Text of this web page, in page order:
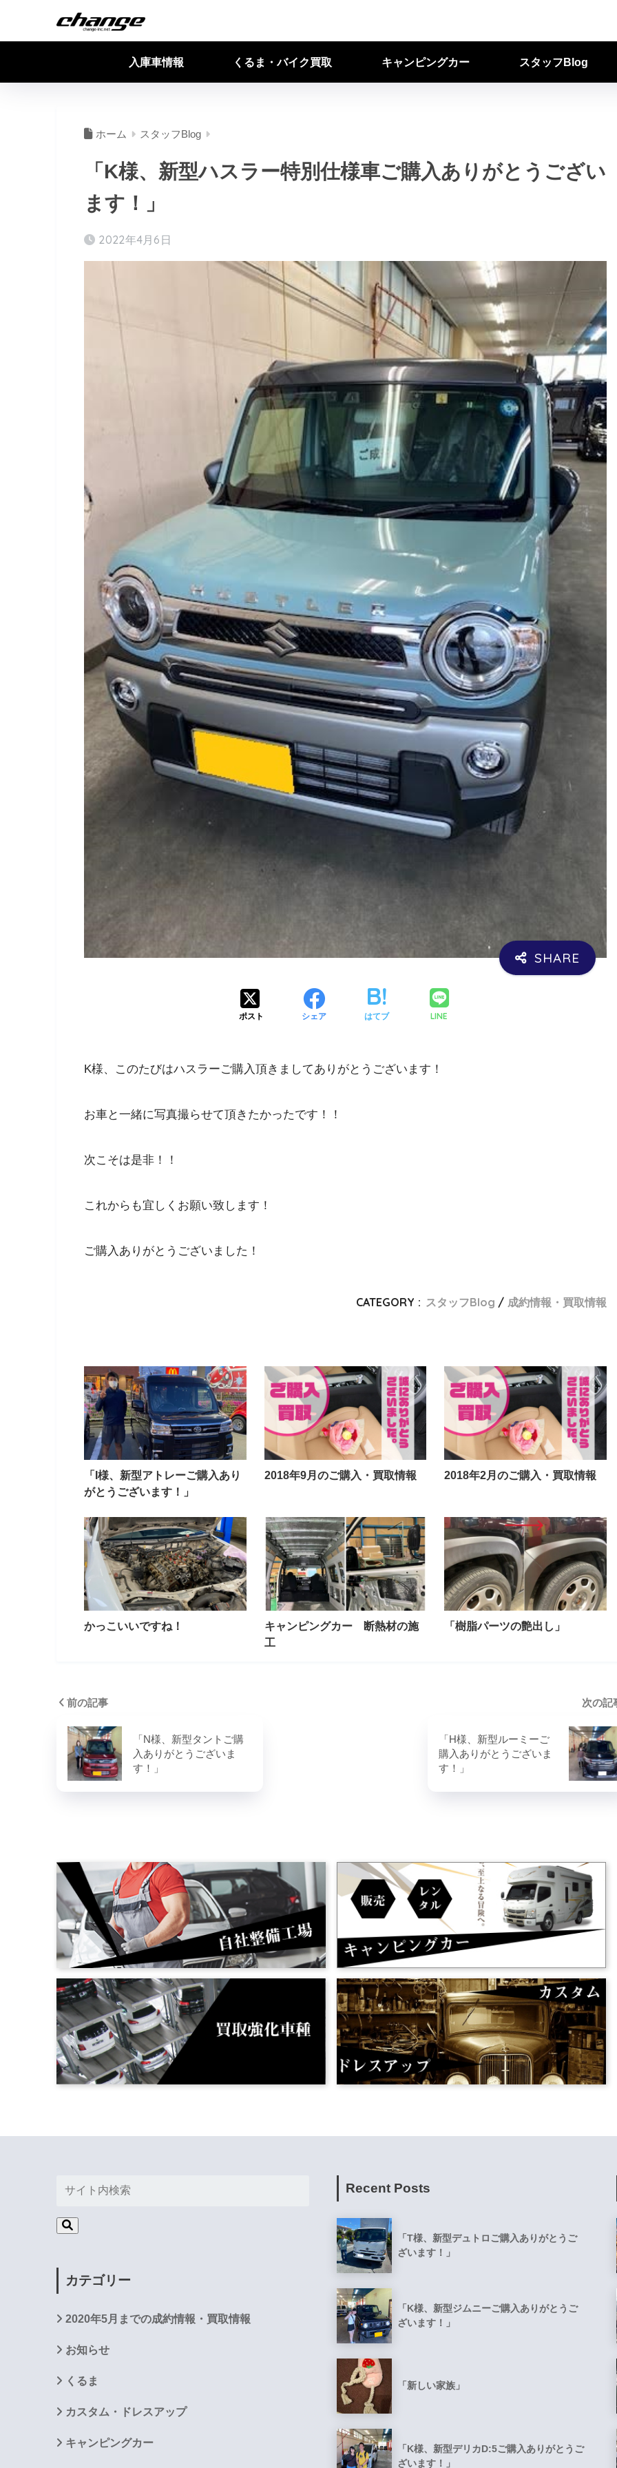
入庫車情報 くるま・バイク買取 キャンピングカー スタッフBlog
ホーム スタッフBlog
「K様、新型ハスラー特別仕様車ご購入ありがとうござい
ます！」
2022年4月6日
ポスト シェア はてブ LINE
K様、このたびはハスラーご購入頂きましてありがとうございます！
お車と一緒に写真撮らせて頂きたかったです！！
次こそは是非！！
これからも宜しくお願い致します！
ご購入ありがとうございました！
CATEGORY : スタッフBlog 成約情報・買取情報
「I様、新型アトレーご購入あり
がとうございます！」
2018年9月のご購入・買取情報 2018年2月のご購入・買取情報
かっこいいですね！
キャンピングカー 断熱材の施
工
「樹脂パーツの艶出し」
前の記事
「N様、新型タントご購
入ありがとうございま
す！」
次の
「H様、新型ルーミーご
購入ありがとうございま
す！」
カテゴリー
2020年5月までの成約情報・買取情報
お知らせ
くるま
カスタム・ドレスアップ
キャンピングカー
Recent Posts
「T様、新型デュトロご購入ありがとうご
ざいます！」
「K様、新型ジムニーご購入ありがとうご
ざいます！」
「新しい家族」
「K様、新型デリカD:5ご購入ありがとうご
ざいます！」